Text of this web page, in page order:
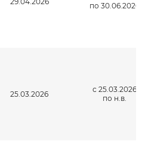
по 30.06.2026
25.03.2026
с 25.03.2026
по н.в.